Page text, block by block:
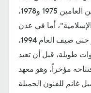
معدومة، حيث كان هناك معهد بين العامين 1975 و1978،
أما في عدن
فقد كان هناك معهد وحيد استمر حتى صيف العام 1994،
طويلة، قبل أن تعيد
مؤخراً، وهو معهد